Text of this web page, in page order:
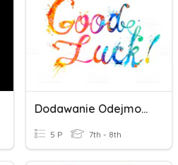
Dodawanie Odejmowanie Sum Algebraicznych
5 P 7th - 8th